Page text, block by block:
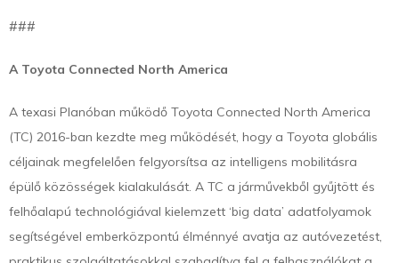
###
A Toyota Connected North America
A texasi Planóban működő Toyota Connected North America
(TC) 2016-ban kezdte meg működését, hogy a Toyota globális
céljainak megfelelően felgyorsítsa az intelligens mobilitásra
épülő közösségek kialakulását. A TC a járművekből gyűjtött és
felhőalapú technológiával kielemzett ‘big data’ adatfolyamok
segítségével emberközpontú élménnyé avatja az autóvezetést,